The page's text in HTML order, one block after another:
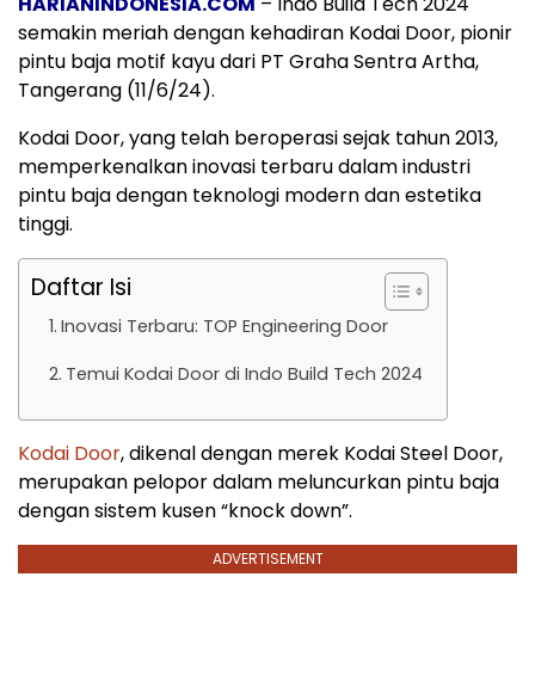
semakin meriah dengan kehadiran Kodai Door, pionir
pintu baja motif kayu dari PT Graha Sentra Artha,
Tangerang (11/6/24).
Kodai Door, yang telah beroperasi sejak tahun 2013,
memperkenalkan inovasi terbaru dalam industri
pintu baja dengan teknologi modern dan estetika
tinggi.
Daftar Isi
Inovasi Terbaru: TOP Engineering Door
Temui Kodai Door di Indo Build Tech 2024
Kodai Door, dikenal dengan merek Kodai Steel Door,
merupakan pelopor dalam meluncurkan pintu baja
dengan sistem kusen “knock down”.
ADVERTISEMENT